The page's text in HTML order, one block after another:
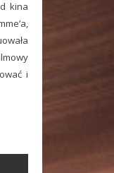
kina
i